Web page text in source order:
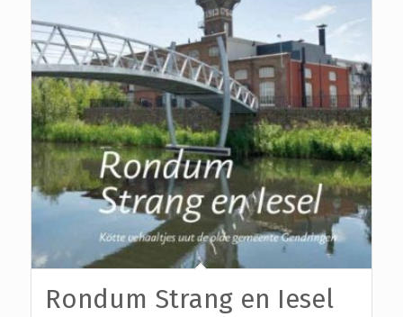
Rondum Strang en Iesel